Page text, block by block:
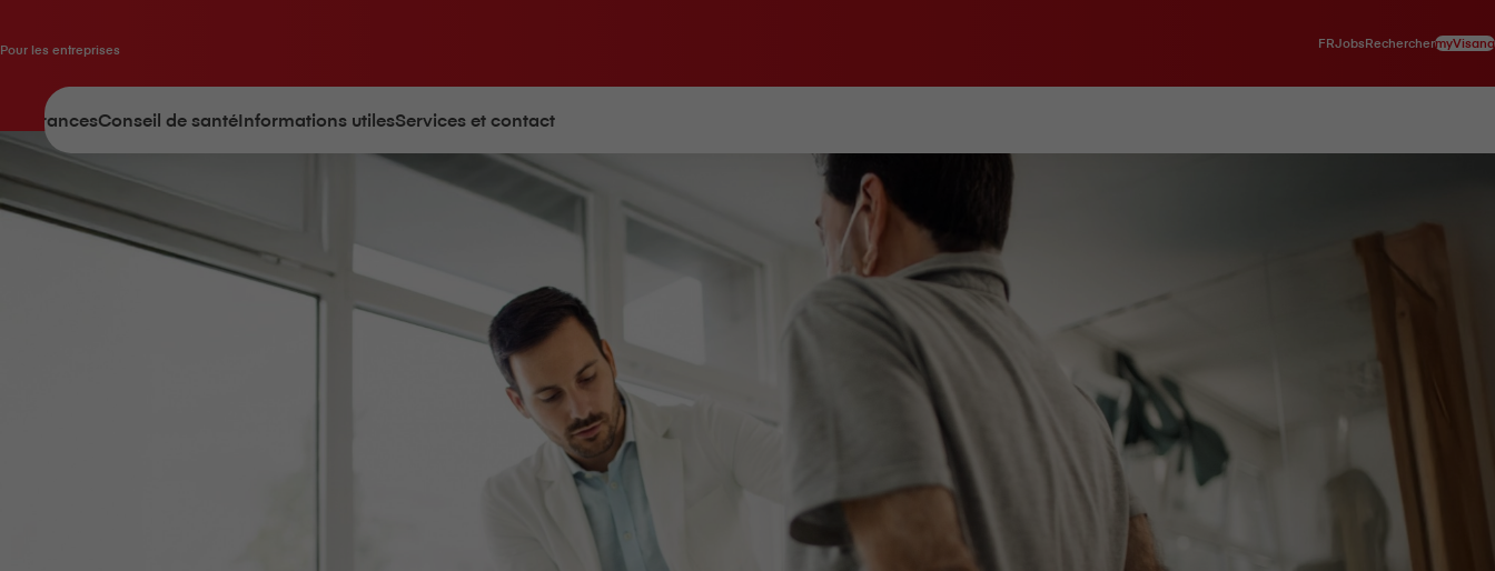
Pour les entreprises FRJobsRecherchermyVisana
AssurancesConseil de santéInformations utilesServices et contact